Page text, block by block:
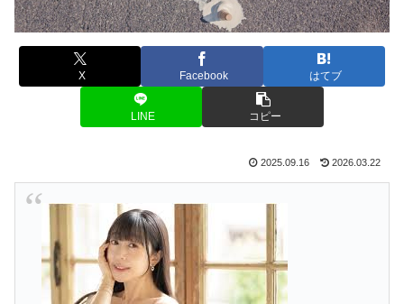
X Facebook はてブ
LINE コピー
2025.09.16 2026.03.22